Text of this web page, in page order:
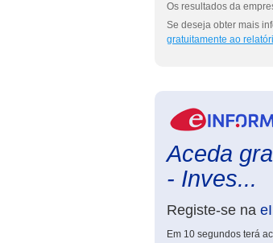
Os resultados da
Se deseja obter mais
gratuitamente ao
Aceda
- Inves...
Registe-se na
Em 10 segundos terá